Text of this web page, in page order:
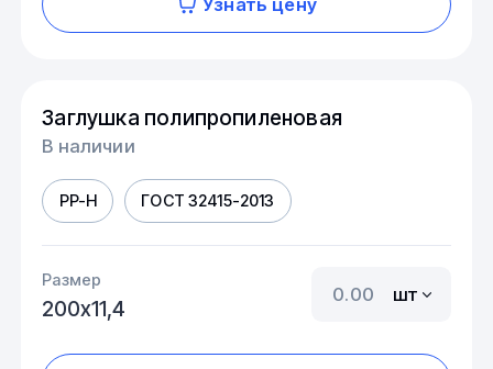
Заглушка полипропиленовая
В наличии
PP-H ГОСТ 32415-2013
Размер
200х11,4
шт